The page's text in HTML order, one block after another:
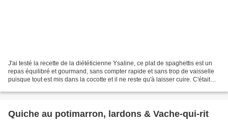
J'ai testé la recette de la diététicienne Ysaline, ce plat de spaghettis est un
repas équilibré et gourmand, sans compter rapide et sans trop de vaisselle
puisque tout est mis dans la cocotte et il ne reste qu'à laisser cuire. C'était
Quiche au potimarron, lardons & Vache-qui-rit